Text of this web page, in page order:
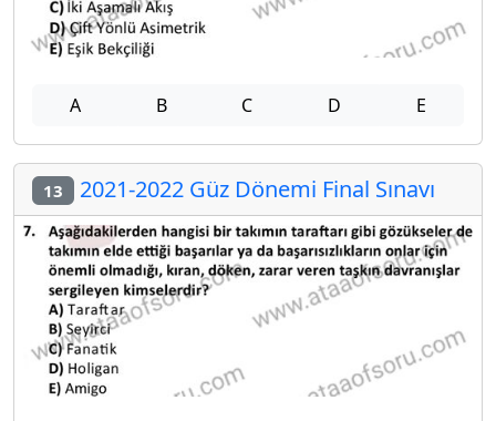
A B C D E
13 2021-2022 Güz Dönemi Final Sınavı